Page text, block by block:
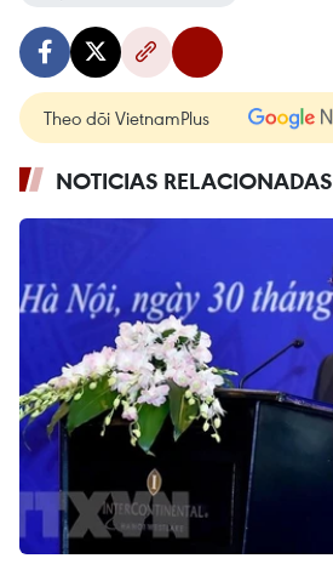
Theo dõi VietnamPlus
NOTICIAS RELACIONADAS